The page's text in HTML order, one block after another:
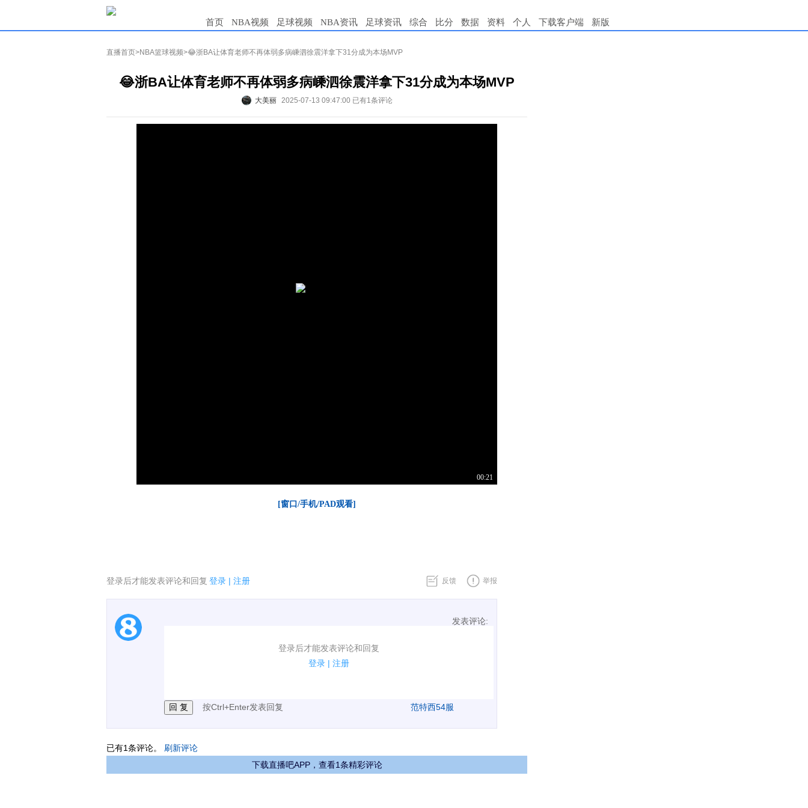
首页 NBA视频 足球视频 NBA资讯 足球资讯 综合 比分 数据 资料 个人 下载客户端 新版
直播首页>NBA篮球视频>😂浙BA让体育老师不再体弱多病嵊泗徐震洋拿下31分成为本场MVP
😂浙BA让体育老师不再体弱多病嵊泗徐震洋拿下31分成为本场MVP
大美丽 2025-07-13 09:47:00 已有1条评论
00:21
[窗口/手机/PAD观看]
登录后才能发表评论和回复 登录 | 注册 反馈 举报
发表评论:
登录后才能发表评论和回复
登录 | 注册
1.电脑端新用户可以发表评论了！
按Ctrl+Enter发表回复 范特西54服
已有1条评论。 刷新评论
下载直播吧APP，查看1条精彩评论